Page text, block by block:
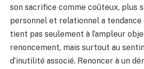
son sacrifice comme coûteux, plus
personnel et relationnel a tendance
tient pas seulement à l’ampleur
renoncement, mais surtout au
d’inutilité associé. Renoncer à un